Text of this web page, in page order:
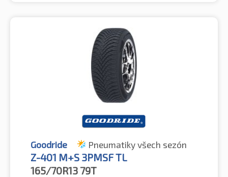
Goodride Pneumatiky všech sezón
Z-401 M+S 3PMSF TL
165/70R13 79T